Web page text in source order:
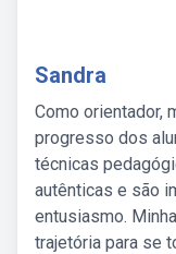
Sandra
Como orientador,
progresso dos
técnicas
autênticas e são
entusiasmo.
trajetória para se